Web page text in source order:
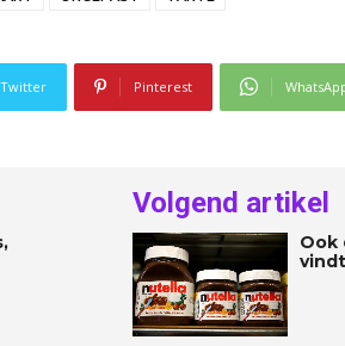
Twitter Pinterest
Volgend artikel
Ook